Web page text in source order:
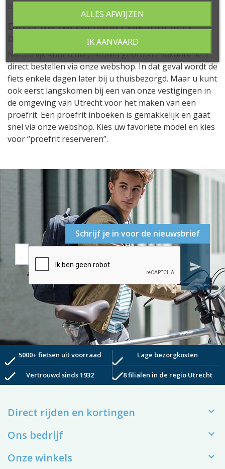
Direct uw tweedehands Vakantiefiets
bestellen of eerst uitproberen?
Natuurlijk kunt u uw (nieuwe) gebruikte vakantiefiets
direct bestellen via onze webshop. In dat geval wordt de
fiets enkele dagen later bij u thuisbezorgd. Maar u kunt
ook eerst langskomen bij een van onze vestigingen in
de omgeving van Utrecht voor het maken van een
proefrit. Een proefrit inboeken is gemakkelijk en gaat
snel via onze webshop. Kies uw favoriete model en kies
voor “proefrit reserveren”.
Schrijf je in voor de nieuwsbrief
send
check5000+ fietsen uit voorraad check Lage bezorgkosten
check Vertrouwd sinds 1932 check8 filialen in de regio Utrecht
Direct rijden en kortingen 
Ons bedrijf 
Onze winkels 
ALLES AFWIJZEN
IK AANVAARD